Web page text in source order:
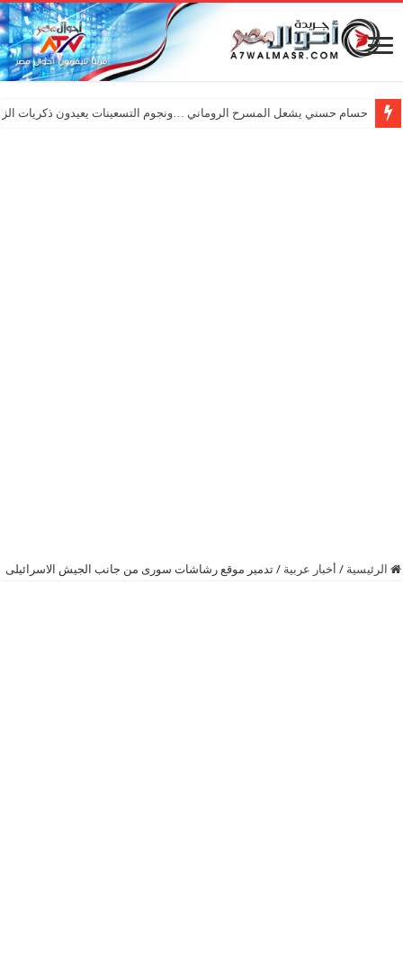
حسام حسني يشعل المسرح الروماني …ونجوم التسعينات يعيدون ذكريات
الرئيسية / أخبار عربية / تدمير موقع رشاشات سورى من جانب الجيش الاسرائيلى